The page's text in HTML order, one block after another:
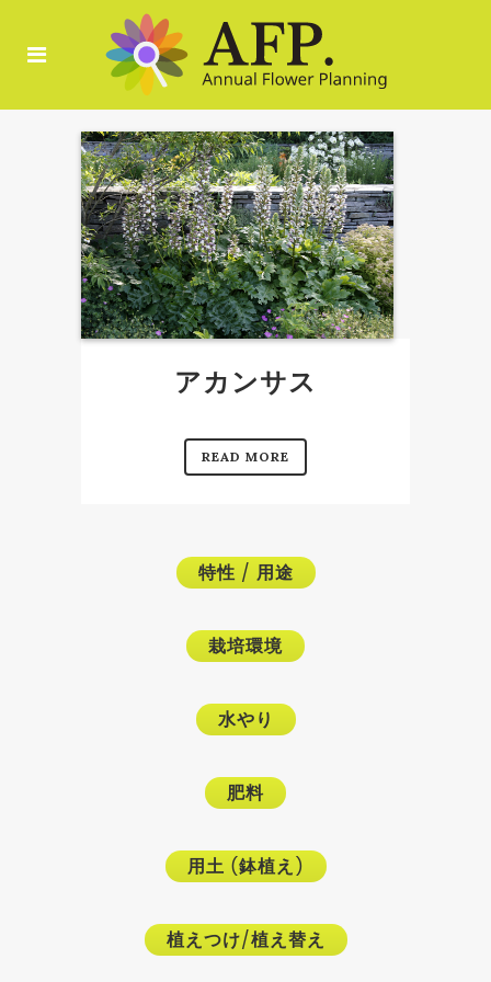
アカンサス
READ MORE
特性/ 用途
栽培環境
水やり
肥料
用土 (鉢植え)
植えつけ/植え替え